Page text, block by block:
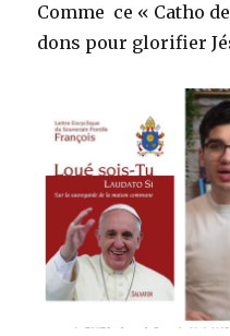
Comme ce « Catho
dons pour glorifier